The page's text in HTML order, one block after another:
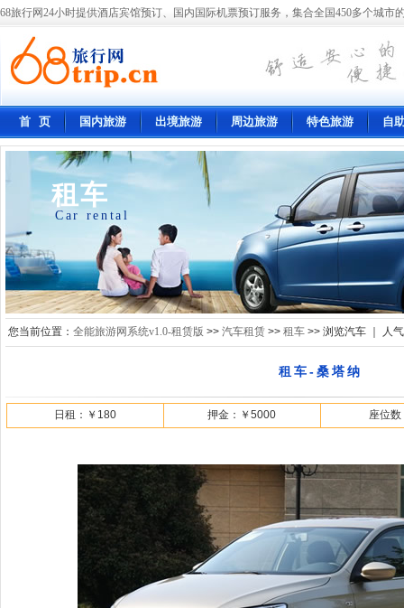
68旅行网24小时提供酒店宾馆预订、国内国际机票预订服务，集合全国450多个城市
首 页 国内旅游 出境旅游 周边旅游 特色旅游 自
租车
Car rental
您当前位置： 全能旅游网系统v1.0-租赁版 >> 汽车租赁 >> 租车 >> 浏览汽车 ｜ 人
租车-桑塔纳
日租： ￥180 押金： ￥5000 座位数